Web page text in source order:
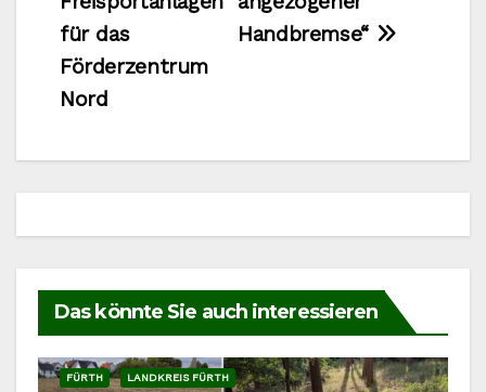
Handbremse“
für das
Förderzentrum
Nord
Das könnte Sie auch interessieren
FÜRTH LANDKREIS FÜRTH